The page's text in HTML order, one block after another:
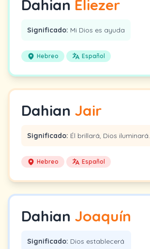
Dahian Eliezer
Significado: Mi Dios es ayuda
Hebreo Español
Dahian Jair
Significado: Él brillará, Dios iluminará.
Hebreo Español
Dahian Joaquín
Significado: Dios establecerá